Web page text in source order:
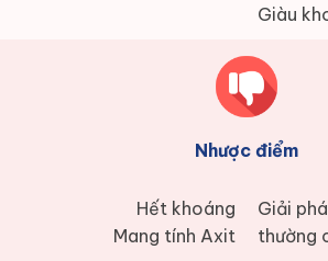
Giàu
Hết khoáng
Mang tính Axit
Nhược điểm
Giải
thường